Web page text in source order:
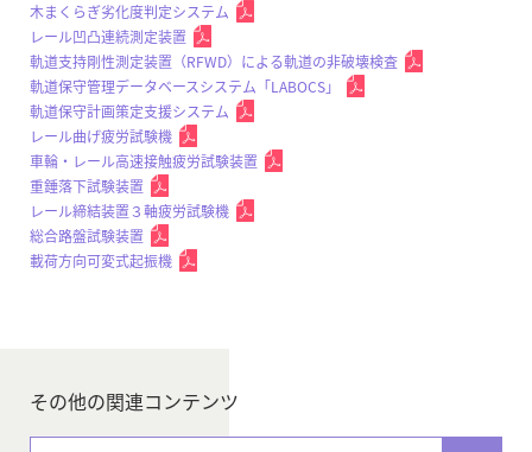
木まくらぎ劣化度判定システム
レール凹凸連続測定装置
軌道支持剛性測定装置（RFWD）による軌道の非破壊検査
軌道保守管理データベースシステム「LABOCS」
軌道保守計画策定支援システム
レール曲げ疲労試験機
車輪・レール高速接触疲労試験装置
重錘落下試験装置
レール締結装置３軸疲労試験機
総合路盤試験装置
載荷方向可変式起振機
その他の関連コンテンツ